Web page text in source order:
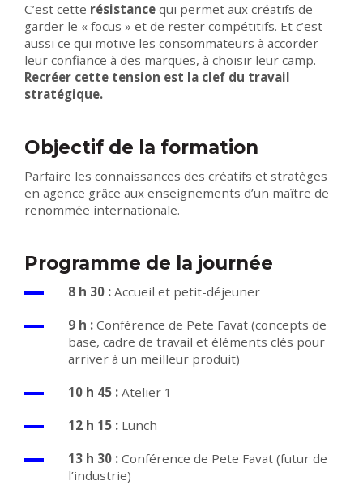
C’est cette résistance qui permet aux créatifs de
garder le « focus » et de rester compétitifs. Et c’est
aussi ce qui motive les consommateurs à accorder
leur confiance à des marques, à choisir leur camp.
Recréer cette tension est la clef du travail
stratégique.
Objectif de la formation
Parfaire les connaissances des créatifs et stratèges
en agence grâce aux enseignements d’un maître de
renommée internationale.
Programme de la journée
8 h 30 : Accueil et petit-déjeuner
9 h : Conférence de Pete Favat (concepts de
base, cadre de travail et éléments clés pour
arriver à un meilleur produit)
10 h 45 : Atelier 1
12 h 15 : Lunch
13 h 30 : Conférence de Pete Favat (futur de
l’industrie)